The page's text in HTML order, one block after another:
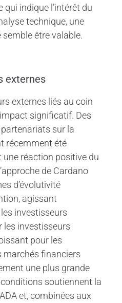
qui indique l’intérêt du
technique, une
être valable.
externes
externes liés au coin
significatif. Des
sur la
récemment été
réaction positive du
de Cardano
d’évolutivité
agissant
investisseurs
les investisseurs
pour les
marchés financiers
une plus grande
soutiennent la
et, combinées aux